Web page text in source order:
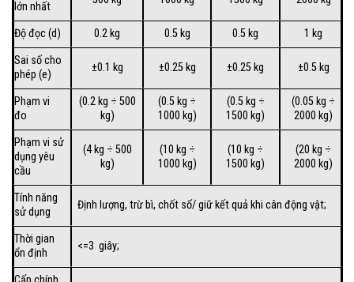
lớn nhất
Độ đọc (d) 0.2 kg 0.5 kg 0.5 kg
1 kg
Sai số cho
phép (e)
±0.1 kg ±0.25 kg ±0.25 kg ±0.5 kg
Phạm vi
đo
(0.2 kg ÷ 500
kg)
(0.5 kg ÷
1000 kg)
(0.5 kg ÷
1500 kg)
(0.05 kg ÷
2000 kg)
Phạm vi sử
dụng yêu
cầu
(4 kg ÷ 500
kg)
(10 kg ÷
1000 kg)
(10 kg ÷
1500 kg)
(20 kg ÷
2000 kg)
Tính năng
sử dụng
Định lượng, trừ bì, chốt số/ giữ kết quả khi cân động vật;
Thời gian
ổn định
<=3 giây;